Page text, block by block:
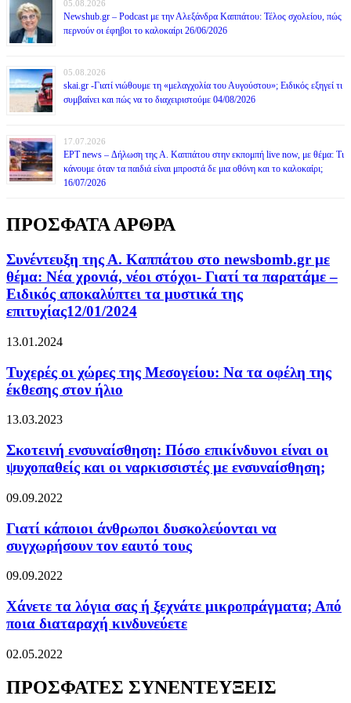
05.08.2026
Newshub.gr – Podcast με την Αλεξάνδρα Καππάτου: Τέλος σχολείου, πώς
περνούν οι έφηβοι το καλοκαίρι 26/06/2026
05.08.2026
skai.gr -Γιατί νιώθουμε τη «μελαγχολία του Αυγούστου»; Ειδικός εξηγεί τι
συμβαίνει και πώς να το διαχειριστούμε 04/08/2026
17.07.2026
ΕΡΤ news – Δήλωση της Α. Καππάτου στην εκπομπή live now, με θέμα: Τι
κάνουμε όταν τα παιδιά είναι μπροστά δε μια οθόνη και το καλοκαίρι;
16/07/2026
ΠΡΟΣΦΑΤΑ ΑΡΘΡΑ
Συνέντευξη της Α. Καππάτου στο newsbomb.gr με
θέμα: Νέα χρονιά, νέοι στόχοι- Γιατί τα παρατάμε –
Ειδικός αποκαλύπτει τα μυστικά της
επιτυχίας12/01/2024
13.01.2024
Τυχερές οι χώρες της Μεσογείου: Να τα οφέλη της
έκθεσης στον ήλιο
13.03.2023
Σκοτεινή ενσυναίσθηση: Πόσο επικίνδυνοι είναι οι
ψυχοπαθείς και οι ναρκισσιστές με ενσυναίσθηση;
09.09.2022
Γιατί κάποιοι άνθρωποι δυσκολεύονται να
συγχωρήσουν τον εαυτό τους
09.09.2022
Χάνετε τα λόγια σας ή ξεχνάτε μικροπράγματα; Από
ποια διαταραχή κινδυνεύετε
02.05.2022
ΠΡΟΣΦΑΤΕΣ ΣΥΝΕΝΤΕΥΞΕΙΣ